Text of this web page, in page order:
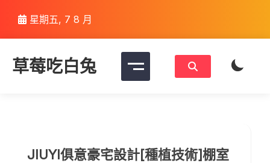
content
星期五, 7 8 月
草莓吃白兔
JIUYI俱意豪宅設計[種植技術]棚室